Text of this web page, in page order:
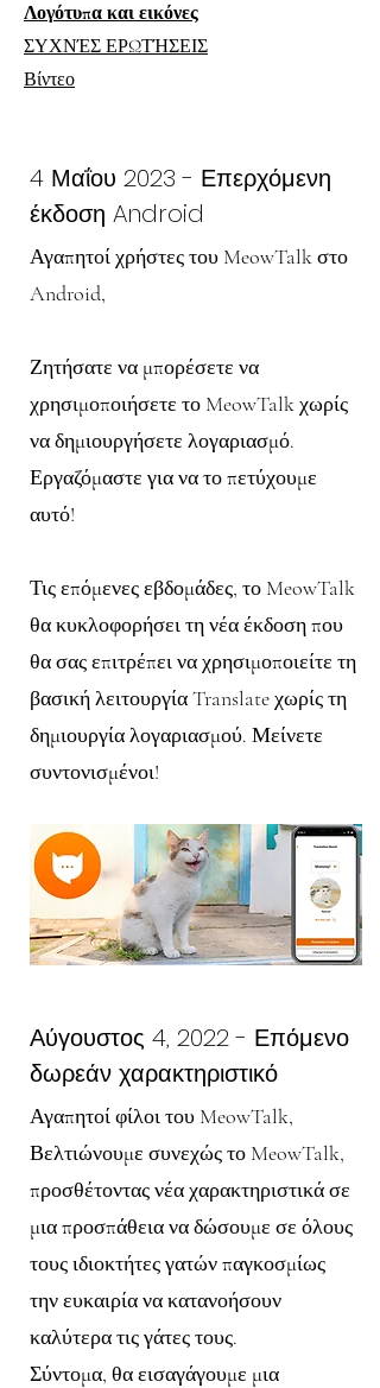
Λογότυπα και εικόνες
ΣΥΧΝΈΣ ΕΡΩΤΉΣΕΙΣ
Βίντεο
4 Μαΐου 2023 - Επερχόμενη
έκδοση Android
Αγαπητοί χρήστες του MeowTalk στο
Android,
Ζητήσατε να μπορέσετε να
χρησιμοποιήσετε το MeowTalk χωρίς
να δημιουργήσετε λογαριασμό.
Εργαζόμαστε για να το πετύχουμε
αυτό!
Τις επόμενες εβδομάδες, το MeowTalk
θα κυκλοφορήσει τη νέα έκδοση που
θα σας επιτρέπει να χρησιμοποιείτε τη
βασική λειτουργία Translate χωρίς τη
δημιουργία λογαριασμού. Μείνετε
συντονισμένοι!
Αύγουστος 4, 2022 - Επόμενο
δωρεάν χαρακτηριστικό
Αγαπητοί φίλοι του MeowTalk,
Βελτιώνουμε συνεχώς το MeowTalk,
προσθέτοντας νέα χαρακτηριστικά σε
μια προσπάθεια να δώσουμε σε όλους
τους ιδιοκτήτες γατών παγκοσμίως
την ευκαιρία να κατανοήσουν
καλύτερα τις γάτες τους.
Σύντομα, θα εισαγάγουμε μια